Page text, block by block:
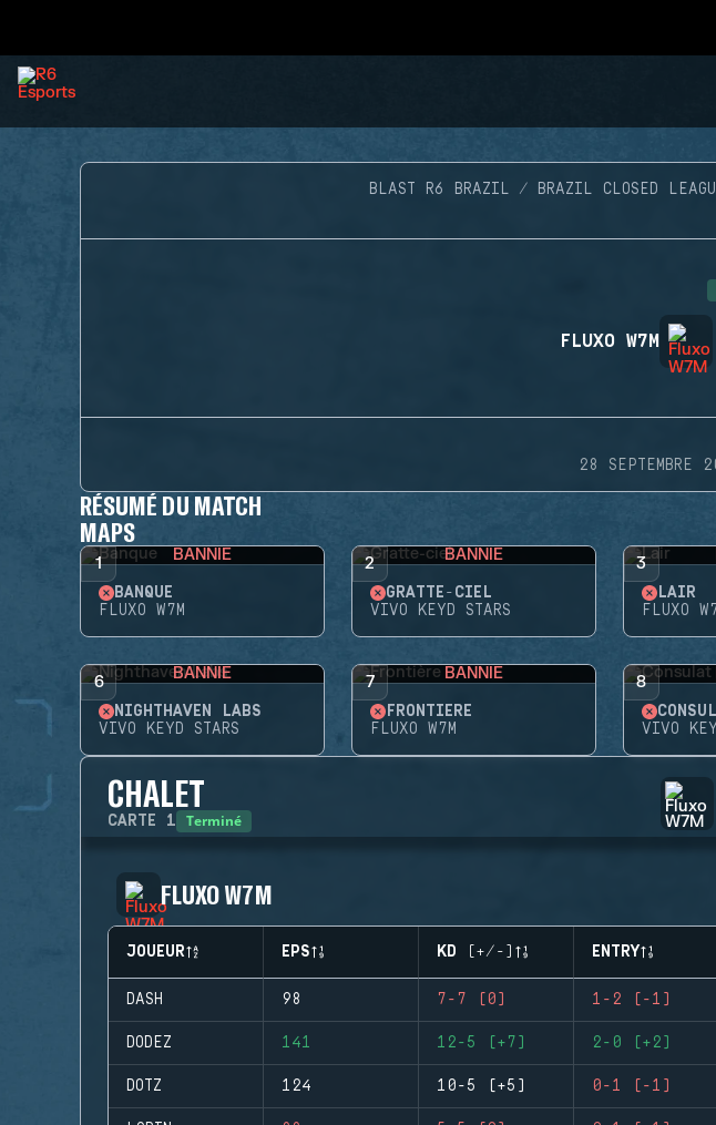
BLAST R6 BRAZIL BRAZIL CLOSED
FLUXO W7M
28
RÉSUMÉ DU MATCH
MAPS
1 BANNIE
BANQUE
FLUXO W7M
2 BANNIE
GRATTE-CIEL
VIVO KEYD STARS
3
LAIR
FLUXO
6 BANNIE
NIGHTHAVEN LABS
VIVO KEYD STARS
7 BANNIE
FRONTIÈRE
FLUXO W7M
8
VIVO
CHALET
CARTE 1 Terminé
FLUXO W7M
JOUEUR EPS KD (+/-) ENTRY
DASH 98 7-7 (0) 1-2 (-1)
DODEZ 141 12-5 (+7) 2-0 (+2)
DOTZ 124 10-5 (+5) 0-1 (-1)